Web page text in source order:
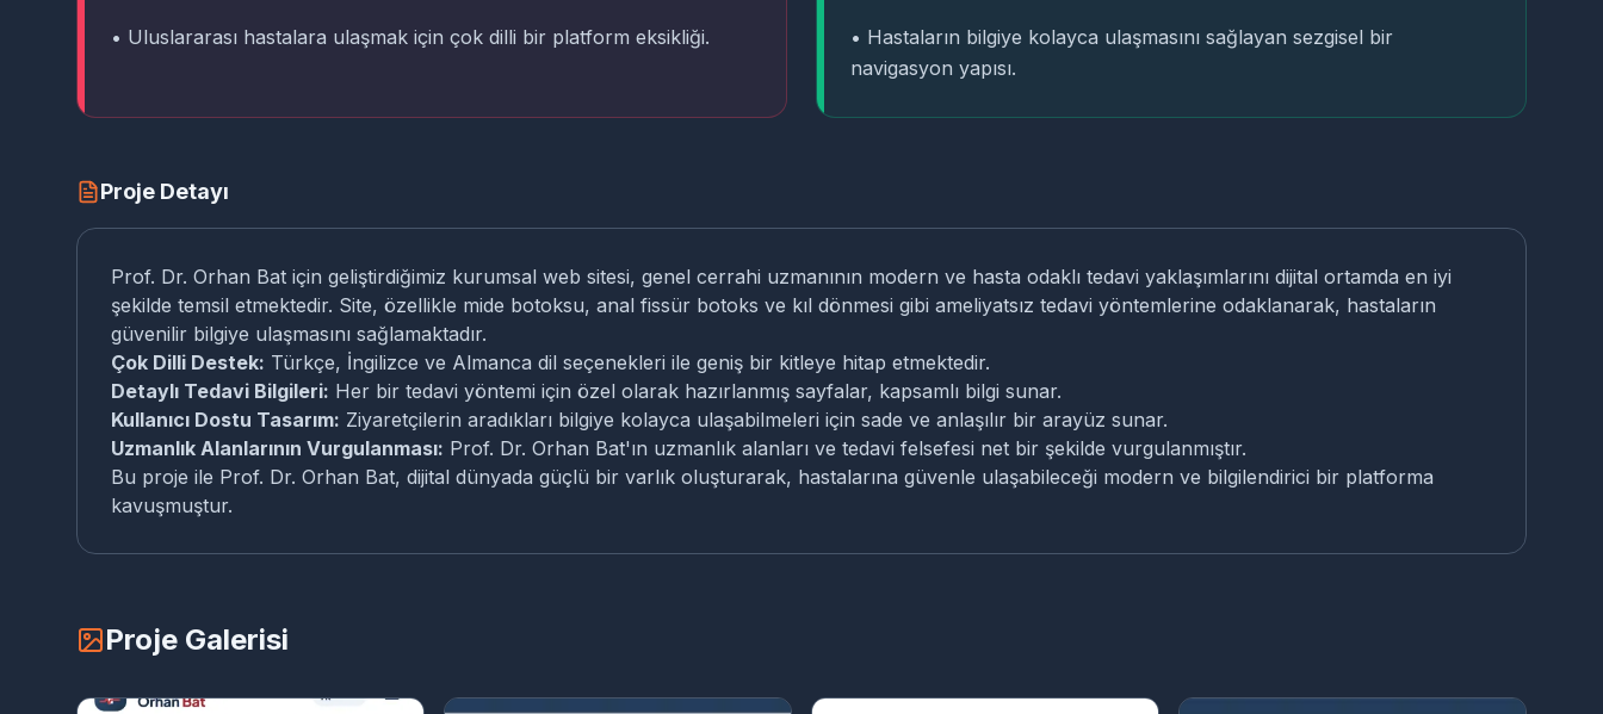
• Uluslararası hastalara ulaşmak için çok dilli bir platform eksikliği.
• Hastaların bilgiye kolayca ulaşmasını sağlayan sezgisel bir
navigasyon yapısı.
Proje Detayı
Prof. Dr. Orhan Bat için geliştirdiğimiz kurumsal web sitesi, genel cerrahi uzmanının modern ve hasta odaklı tedavi yaklaşımlarını dijital ortamda en iyi
şekilde temsil etmektedir. Site, özellikle mide botoksu, anal fissür botoks ve kıl dönmesi gibi ameliyatsız tedavi yöntemlerine odaklanarak, hastaların
güvenilir bilgiye ulaşmasını sağlamaktadır.
Çok Dilli Destek: Türkçe, İngilizce ve Almanca dil seçenekleri ile geniş bir kitleye hitap etmektedir.
Detaylı Tedavi Bilgileri: Her bir tedavi yöntemi için özel olarak hazırlanmış sayfalar, kapsamlı bilgi sunar.
Kullanıcı Dostu Tasarım: Ziyaretçilerin aradıkları bilgiye kolayca ulaşabilmeleri için sade ve anlaşılır bir arayüz sunar.
Uzmanlık Alanlarının Vurgulanması: Prof. Dr. Orhan Bat'ın uzmanlık alanları ve tedavi felsefesi net bir şekilde vurgulanmıştır.
Bu proje ile Prof. Dr. Orhan Bat, dijital dünyada güçlü bir varlık oluşturarak, hastalarına güvenle ulaşabileceği modern ve bilgilendirici bir platforma
kavuşmuştur.
Proje Galerisi